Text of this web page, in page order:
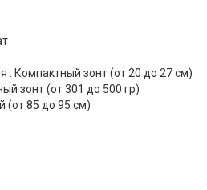
: Компактный зонт (от 20 до 27 см)
зонт (от 301 до 500 гр)
(от 85 до 95 см)